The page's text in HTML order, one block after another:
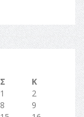
Σ
Κ
1
2
8
9